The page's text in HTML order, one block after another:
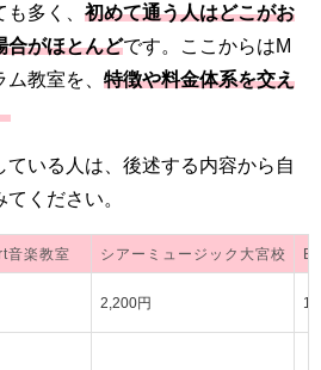
多く、 初めて通う人はどこがお
合がほとんどです。ここからはM
教室を、 特徴や料金体系を交え
いる人は、後述する内容から自
ください。
音楽教室 シアーミュージック大宮校
2,200円